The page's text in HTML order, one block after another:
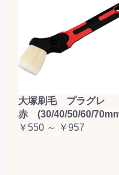
大塚刷毛 プラグレ
赤 (30/40/50/60/
￥550 ～ ￥957